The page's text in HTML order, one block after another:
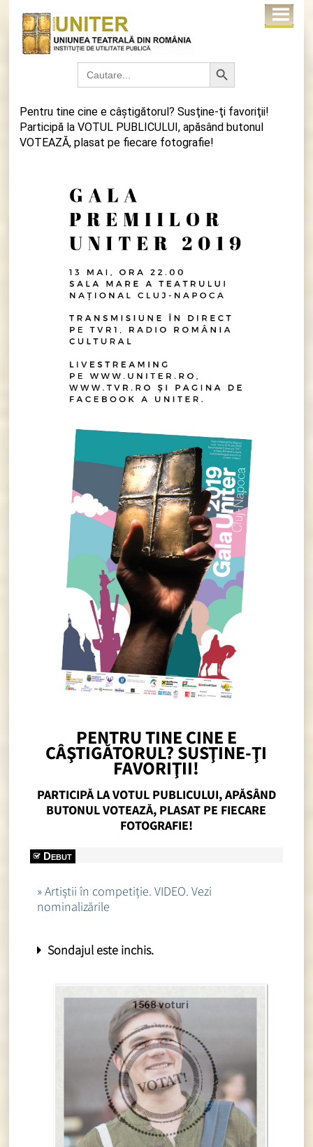
Search
for:
Search Button
Pentru tine cine e câştigătorul? Susţine-ţi favoriţii!
Participă la VOTUL PUBLICULUI, apăsând butonul
VOTEAZĂ, plasat pe fiecare fotografie!
PENTRU TINE CINE E
CÂŞTIGĂTORUL? SUSŢINE-ŢI
FAVORIŢII!
PARTICIPĂ LA VOTUL PUBLICULUI, APĂSÂND
BUTONUL VOTEAZĂ, PLASAT PE FIECARE
FOTOGRAFIE!
Debut
» Artiștii în competiție. VIDEO. Vezi
nominalizările
Sondajul este inchis.
1568 voturi